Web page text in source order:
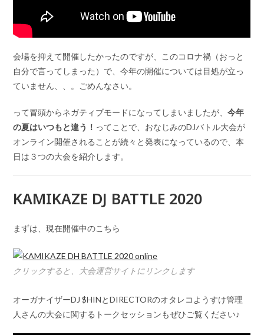
会場を抑えて開催したかったのですが、このコロナ禍（おっと
自分で言ってしまった）で、今年の開催については目処が立っ
ていません、、。ごめんなさい。
って冒頭からネガティブモードになってしまいましたが、今年
の夏はいつもと違う！ ってことで、おなじみのDJバトル大会が
オンライン開催されることが続々と発表になっているので、本
日は３つの大会を紹介します。
KAMIKAZE DJ BATTLE 2020
まずは、現在開催中のこちら
クリックすると、大会運営サイトにリンクします
オーガナイザーDJ $HINとDIRECTORのオタレコようすけ管理
人さんの大会に関するトークセッションもぜひご覧ください♪